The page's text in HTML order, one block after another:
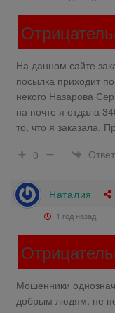
На данном сайте
посылка приходит
некого Назарова
на почте я отдала
то, что я заказала.
0
Наталия
1 год назад
Мошенники
добрым людям, не